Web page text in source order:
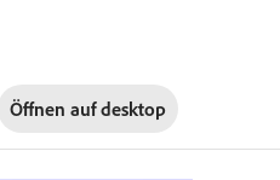
Öffnen aufdesktop